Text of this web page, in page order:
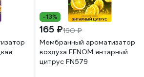
-13%
165 ₽190 ₽
Мембранный ароматизатор
воздуха FENOM янтарный
цитрус FN579